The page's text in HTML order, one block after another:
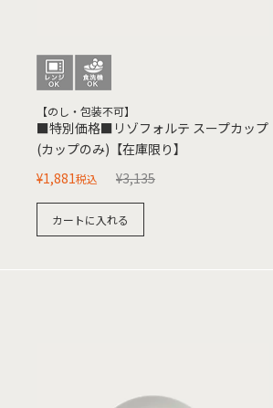
【のし・包装不可】
■特別価格■リゾフォルテ スープカップ
(カップのみ)【在庫限り】
¥3,135
¥1,881税込
カートに入れる